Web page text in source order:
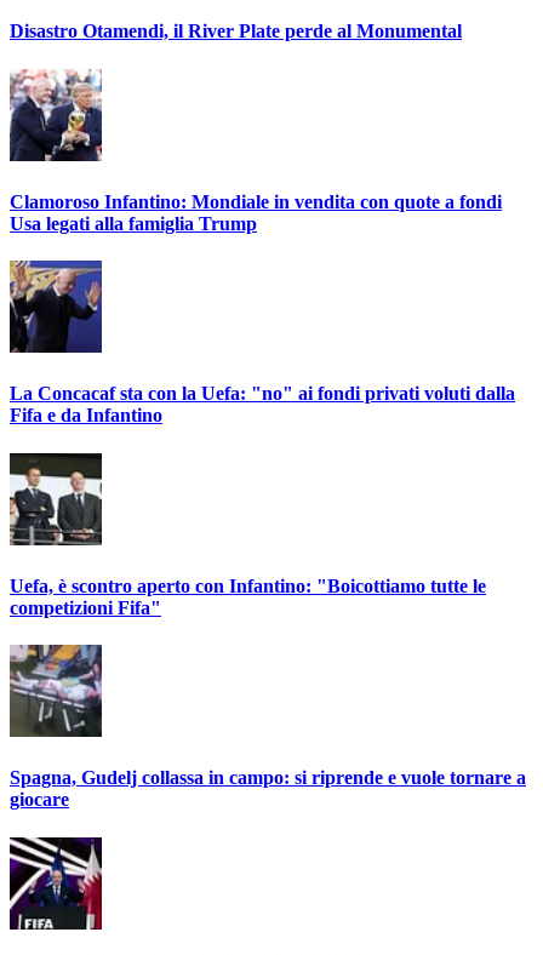
Disastro Otamendi, il River Plate perde al Monumental
Clamoroso Infantino: Mondiale in vendita con quote a fondi
Usa legati alla famiglia Trump
La Concacaf sta con la Uefa: "no" ai fondi privati voluti dalla
Fifa e da Infantino
Uefa, è scontro aperto con Infantino: "Boicottiamo tutte le
competizioni Fifa"
Spagna, Gudelj collassa in campo: si riprende e vuole tornare a
giocare